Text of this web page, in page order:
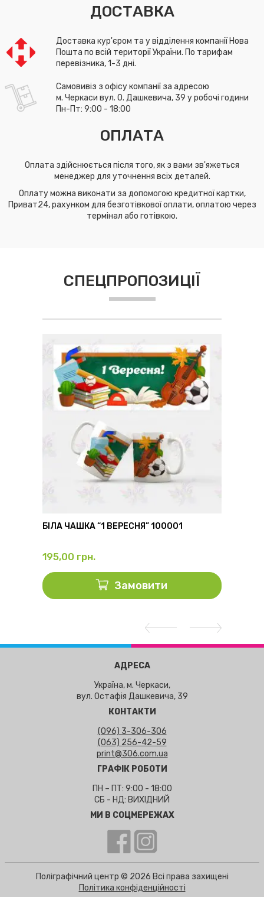
ДОСТАВКА
Доставка кур'єром та у відділення компанії Нова
Пошта по всій території України. По тарифам
перевізника, 1-3 дні.
Самовивіз з офісу компанії за адресою
м. Черкаси вул. О. Дашкевича, 39 у робочі години
Пн-Пт: 9:00 - 18:00
ОПЛАТА
Оплата здійснюється після того, як з вами зв'яжеться
менеджер для уточнення всіх деталей.
Оплату можна виконати за допомогою кредитної картки,
Приват24, рахунком для безготівкової оплати, оплатою через
термінал або готівкою.
СПЕЦПРОПОЗИЦІЇ
БІЛА ЧАШКА “1 ВЕРЕСНЯ” 100001
195,00 грн.
Замовити
АДРЕСА
Україна, м. Черкаси,
вул. Остафія Дашкевича, 39
КОНТАКТИ
(096) 3-306-306
(063) 256-42-59
print@306.com.ua
ГРАФІК РОБОТИ
ПН – ПТ: 9:00 - 18:00
СБ - НД: ВИХІДНИЙ
МИ В СОЦМЕРЕЖАХ
Поліграфічний центр © 2026 Всі права захищені
Політика конфіденційності